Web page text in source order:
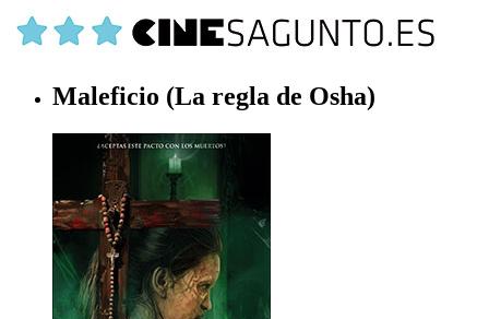
Maleficio (La regla de Osha)